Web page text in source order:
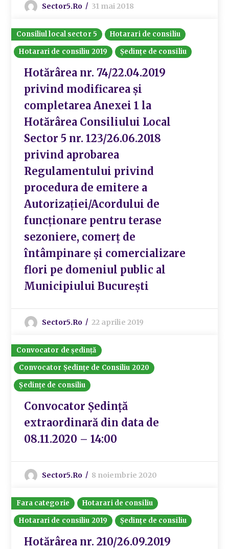
Sector5.ro 31 mai 2018
Consiliul local sector 5
Hotarari de consiliu
Hotarari de consiliu 2019
Ședințe de consiliu
Hotărârea nr. 74/22.04.2019
privind modificarea și
completarea Anexei 1 la
Hotărârea Consiliului Local
Sector 5 nr. 123/26.06.2018
privind aprobarea
Regulamentului privind
procedura de emitere a
Autorizației/Acordului de
funcționare pentru terase
sezoniere, comerț de
întâmpinare și comercializare
flori pe domeniul public al
Municipiului București
Sector5.ro 22 aprilie 2019
Convocator de ședință
Convocator Ședințe de Consiliu 2020
Ședințe de consiliu
Convocator Ședință
extraordinară din data de
08.11.2020 – 14:00
Sector5.ro 8 noiembrie 2020
Fara categorie
Hotarari de consiliu
Hotarari de consiliu 2019
Ședințe de consiliu
Hotărârea nr. 210/26.09.2019